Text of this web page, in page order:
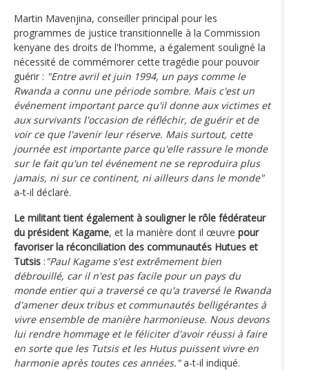
Martin Mavenjina, conseiller principal pour les
programmes de justice transitionnelle à la Commission
kenyane des droits de l'homme, a également souligné la
nécessité de commémorer cette tragédie pour pouvoir
guérir : "Entre avril et juin 1994, un pays comme le
Rwanda a connu une période sombre. Mais c'est un
événement important parce qu'il donne aux victimes et
aux survivants l'occasion de réfléchir, de guérir et de
voir ce que l'avenir leur réserve. Mais surtout, cette
journée est importante parce qu'elle rassure le monde
sur le fait qu'un tel événement ne se reproduira plus
jamais, ni sur ce continent, ni ailleurs dans le monde"
a-t-il déclaré.
Le militant tient également à souligner le rôle fédérateur
du président Kagame, et la manière dont il œuvre pour
favoriser la réconciliation des communautés Hutues et
Tutsis : "Paul Kagame s'est extrêmement bien
débrouillé, car il n'est pas facile pour un pays du
monde entier qui a traversé ce qu'a traversé le Rwanda
d'amener deux tribus et communautés belligérantes à
vivre ensemble de manière harmonieuse. Nous devons
lui rendre hommage et le féliciter d'avoir réussi à faire
en sorte que les Tutsis et les Hutus puissent vivre en
harmonie après toutes ces années."a-t-il indiqué.